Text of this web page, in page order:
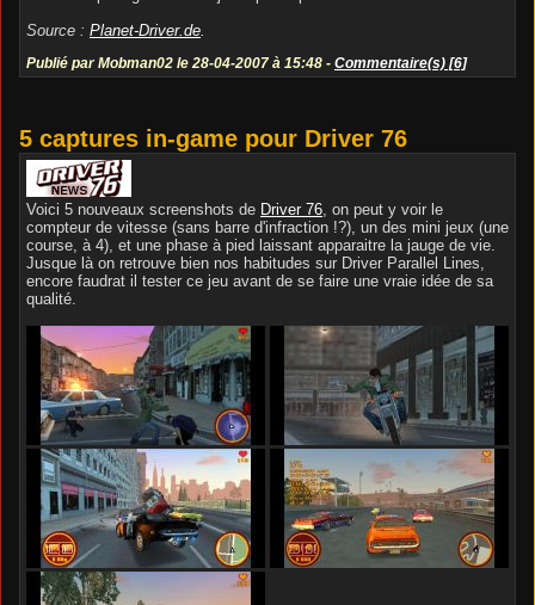
Source : Planet-Driver.de
Publié par Mobman02 le 28-04-2007 à 15:48 - Commentaire(s) [6]
5 captures in-game pour Driver 76
Voici 5 nouveaux screenshots de Driver 76 , on peut y voir le
compteur de vitesse (sans barre d'infraction !?), un des mini jeux (une
course, à 4), et une phase à pied laissant apparaitre la jauge de vie.
Jusque là on retrouve bien nos habitudes sur Driver Parallel Lines,
encore faudrat il tester ce jeu avant de se faire une vraie idée de sa
qualité.